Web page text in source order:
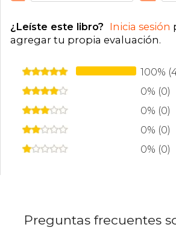
¿Leíste este libro? Inicia sesión
agregar tu propia evaluación.
100%
0% (0)
0% (0)
0% (0)
0% (0)
Preguntas frecuentes